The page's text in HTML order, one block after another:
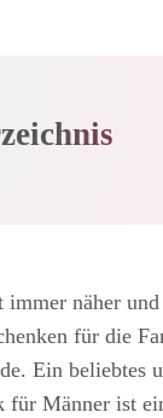
immer näher
für die
Ein beliebtes
für Männer ist